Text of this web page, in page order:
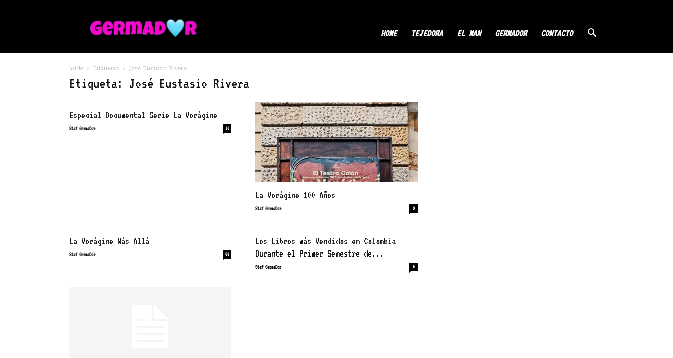
HOME TEJEDORA EL MAN GERMADOR CONTACTO
Inicio Etiquetas José Eustasio Rivera
Etiqueta: José Eustasio Rivera
Especial Documental Serie La Vorágine
Staff GermaDor - 10
La Vorágine 100 Años
Staff GermaDor - 3
La Vorágine Más Allá
Staff GermaDor - 58
Los Libros más Vendidos en Colombia
Durante el Primer Semestre de...
Staff GermaDor - 0